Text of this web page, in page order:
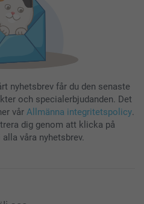
nyhetsbrev får du den senaste
och specialerbjudanden. Det
vår Allmänna integritetspolicy.
dig genom att klicka på
våra nyhetsbrev.